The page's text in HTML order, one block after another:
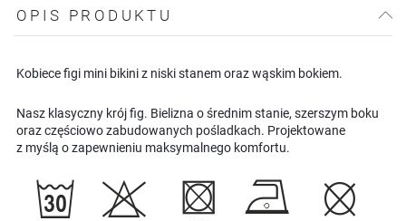
OPIS PRODUKTU
Kobiece figi mini bikini z niski stanem oraz wąskim bokiem.
Nasz klasyczny krój fig. Bielizna o średnim stanie, szerszym boku
oraz częściowo zabudowanych pośladkach. Projektowane
z myślą o zapewnieniu maksymalnego komfortu.